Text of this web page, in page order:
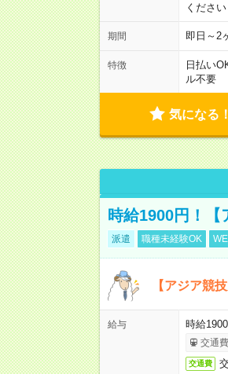
ください
期間 即日～2
特徴 日払い
ル不要
気になる！
時給1900円！【
派遣 職種未経験OK
【アジア競
給与 時給
交通
交通費